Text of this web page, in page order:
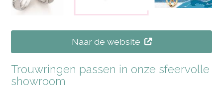
Naar de website
Trouwringen passen in onze sfeervolle
showroom